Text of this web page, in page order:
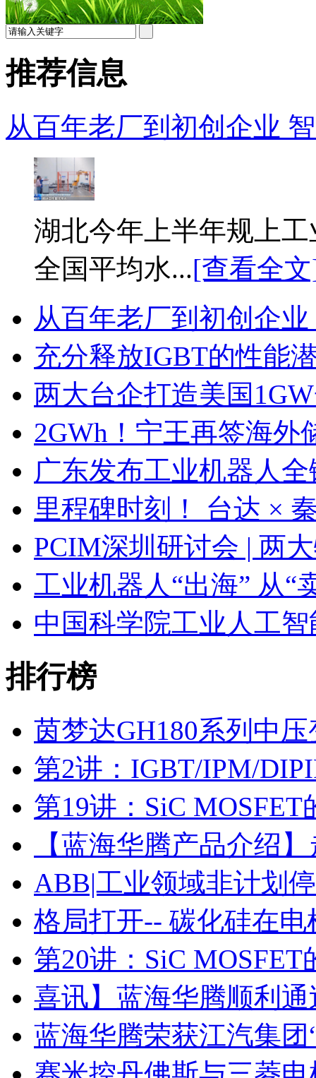
推荐信息
从百年老厂到初创企业
湖北今年上半年规上
全国平均水...[查看全
从百年老厂到初创企
充分释放IGBT的性能
两大台企打造美国
2GWh！宁王再签海外
广东发布工业机器人
里程碑时刻！ 台达 ×
PCIM深圳研讨会 | 两
工业机器人“出海” 从“
中国科学院工业人工
排行榜
茵梦达GH180系列中
第2讲：IGBT/IPM/
第19讲：SiC
【蓝海华腾产品介绍
ABB|工业领域非计划
格局打开-- 碳化硅在
第20讲：SiC
喜讯】蓝海华腾顺利通
蓝海华腾荣获江汽集